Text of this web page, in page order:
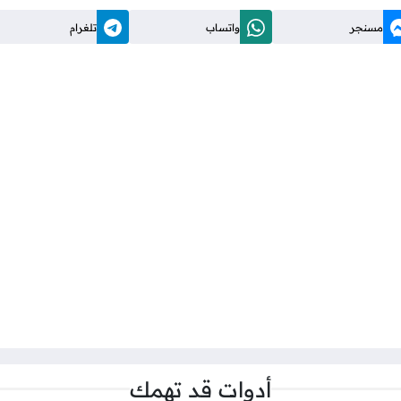
مسنجر واتساب تلغرام
أدوات قد تهمك